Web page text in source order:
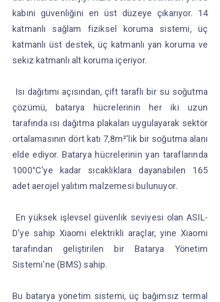
kabini güvenliğini en üst düzeye çıkarıyor. 14
katmanlı sağlam fiziksel koruma sistemi, üç
katmanlı üst destek, üç katmanlı yan koruma ve
sekiz katmanlı alt koruma içeriyor.
Isı dağıtımı açısından, çift taraflı bir su soğutma
çözümü, batarya hücrelerinin her iki uzun
tarafında ısı dağıtma plakaları uygulayarak sektör
ortalamasının dört katı 7,8m²'lik bir soğutma alanı
elde ediyor. Batarya hücrelerinin yan taraflarında
1000°C'ye kadar sıcaklıklara dayanabilen 165
adet aerojel yalıtım malzemesi bulunuyor.
En yüksek işlevsel güvenlik seviyesi olan ASIL-
D'ye sahip Xiaomi elektrikli araçlar, yine Xiaomi
tarafından geliştirilen bir Batarya Yönetim
Sistemi'ne (BMS) sahip.
Bu batarya yönetim sistemi, üç bağımsız termal